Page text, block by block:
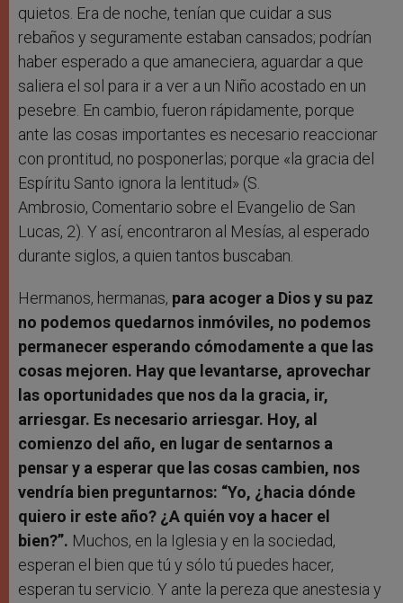
quietos. Era de noche, tenían que cuidar a sus
rebaños y seguramente estaban cansados; podrían
haber esperado a que amaneciera, aguardar a que
saliera el sol para ir a ver a un Niño acostado en un
pesebre. En cambio, fueron rápidamente, porque
ante las cosas importantes es necesario reaccionar
con prontitud, no posponerlas; porque «la gracia del
Espíritu Santo ignora la lentitud» (S.
Ambrosio, Comentario sobre el Evangelio de San
Lucas, 2). Y así, encontraron al Mesías, al esperado
durante siglos, a quien tantos buscaban.
Hermanos, hermanas, para acoger a Dios y su paz
no podemos quedarnos inmóviles, no podemos
permanecer esperando cómodamente a que las
cosas mejoren. Hay que levantarse, aprovechar
las oportunidades que nos da la gracia, ir,
arriesgar. Es necesario arriesgar. Hoy, al
comienzo del año, en lugar de sentarnos a
pensar y a esperar que las cosas cambien, nos
vendría bien preguntarnos: “Yo, ¿hacia dónde
quiero ir este año? ¿A quién voy a hacer el
bien?”. Muchos, en la Iglesia y en la sociedad,
esperan el bien que tú y sólo tú puedes hacer,
esperan tu servicio. Y ante la pereza que anestesia y